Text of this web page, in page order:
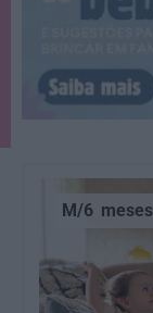
M/6 meses